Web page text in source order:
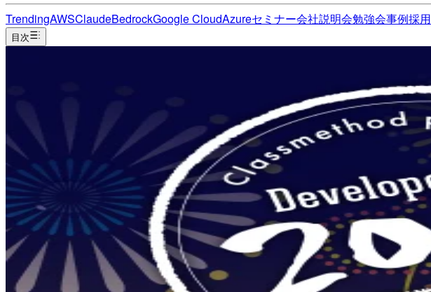
TrendingAWSClaudeBedrockGoogle CloudAzureセミナー会社説明会勉強会事例採用
目次